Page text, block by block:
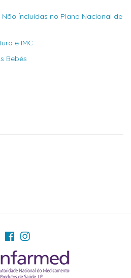
Íncluidas no Plano Nacional de
e IMC
Bebés